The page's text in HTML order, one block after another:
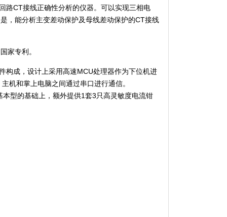
路CT接线正确性分析的仪器。可以实现三相电
，能分析主变差动保护及母线差动保护的CT接线
家专利。
构成，设计上采用高速MCU处理器作为下位机进
机和掌上电脑之间通过串口进行通信。
本型的基础上，额外提供1套3只高灵敏度电流钳